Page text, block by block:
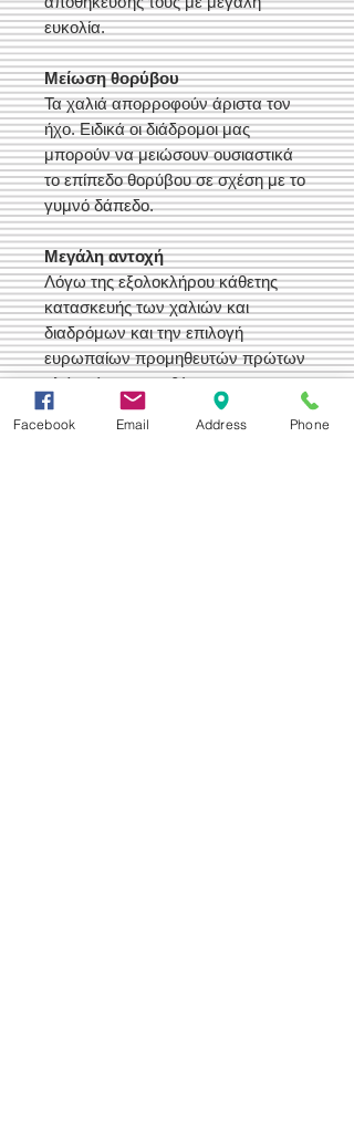
ευκολία.
Μείωση θορύβου
Τα χαλιά απορροφούν άριστα τον
ήχο. Ειδικά οι διάδρομοι μας
μπορούν να μειώσουν ουσιαστικά
το επίπεδο θορύβου σε σχέση με το
γυμνό δάπεδο.
Μεγάλη αντοχή
Λόγω της εξολοκλήρου κάθετης
κατασκευής των χαλιών και
διαδρόμων και την επιλογή
ευρωπαίων προμηθευτών πρώτων
υλών είμαστε σε θέση να
διασφαλίσουμε την υψηλή και
σταθερή ποιότητα των προϊόντων
Facebook Email Address Phone